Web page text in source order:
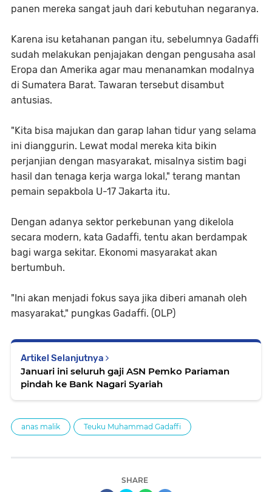
panen mereka sangat jauh dari kebutuhan negaranya.
Karena isu ketahanan pangan itu, sebelumnya Gadaffi
sudah melakukan penjajakan dengan pengusaha asal
Eropa dan Amerika agar mau menanamkan modalnya
di Sumatera Barat. Tawaran tersebut disambut
antusias.
"Kita bisa majukan dan garap lahan tidur yang selama
ini dianggurin. Lewat modal mereka kita bikin
perjanjian dengan masyarakat, misalnya sistim bagi
hasil dan tenaga kerja warga lokal," terang mantan
pemain sepakbola U-17 Jakarta itu.
Dengan adanya sektor perkebunan yang dikelola
secara modern, kata Gadaffi, tentu akan berdampak
bagi warga sekitar. Ekonomi masyarakat akan
bertumbuh.
"Ini akan menjadi fokus saya jika diberi amanah oleh
masyarakat," pungkas Gadaffi. (OLP)
Artikel Selanjutnya
Januari ini seluruh gaji ASN Pemko Pariaman
pindah ke Bank Nagari Syariah
anas malik Teuku Muhammad Gadaffi
SHARE